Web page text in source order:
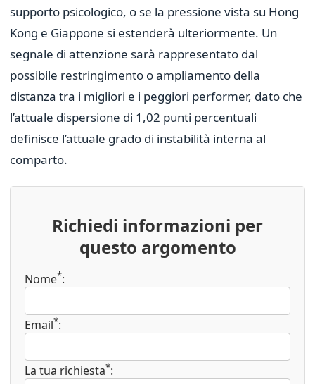
supporto psicologico, o se la pressione vista su Hong
Kong e Giappone si estenderà ulteriormente. Un
segnale di attenzione sarà rappresentato dal
possibile restringimento o ampliamento della
distanza tra i migliori e i peggiori performer, dato che
l’attuale dispersione di 1,02 punti percentuali
definisce l’attuale grado di instabilità interna al
comparto.
Richiedi informazioni per
questo argomento
Nome*:
Email*:
La tua richiesta*: